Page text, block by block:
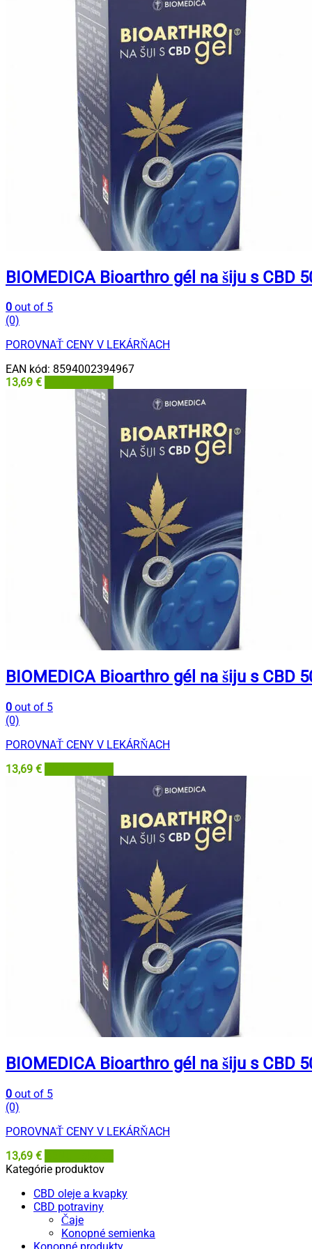
BIOMEDICA Bioarthro gél na šiju s CBD
0 out of 5
(0)
POROVNAŤ CENY V LEKÁRŇACH
EAN kód: 8594002394967
13,69 €
BIOMEDICA Bioarthro gél na šiju s CBD
0 out of 5
(0)
POROVNAŤ CENY V LEKÁRŇACH
13,69 €
BIOMEDICA Bioarthro gél na šiju s CBD
0 out of 5
(0)
POROVNAŤ CENY V LEKÁRŇACH
13,69 €
Kategórie produktov
CBD oleje a kvapky
CBD potraviny
Čaje
Konopné semienka